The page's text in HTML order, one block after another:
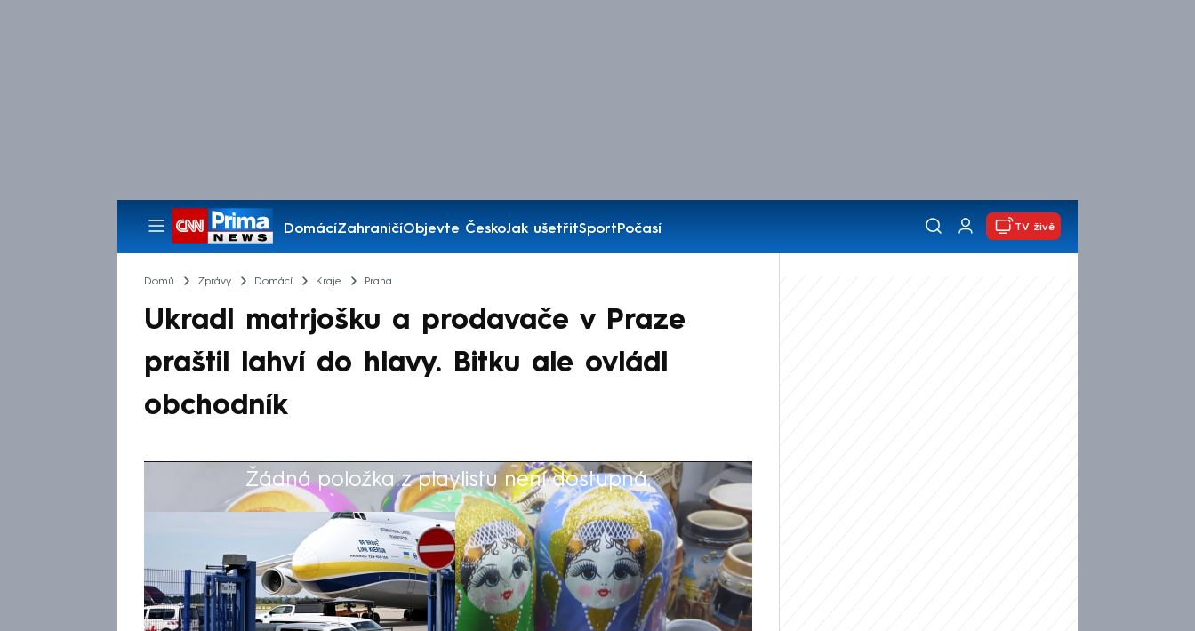
DomácíZahraničíObjevte ČeskoJak ušetřitSportPočasí
Pořady
TV živě
Domů Zprávy Domácí Kraje Praha
Ukradl matrjošku a prodavače v Praze
praštil lahví do hlavy. Bitku ale ovládl
obchodník
Žádná položka z playlistu není dostupná.
Výběr redakce